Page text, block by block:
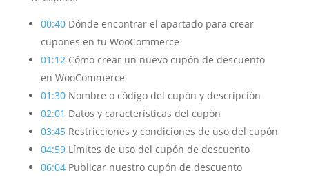
00:40Dónde encontrar el apartado para crear
cupones en tu WooCommerce
01:12Cómo crear un nuevo cupón de descuento
en WooCommerce
01:30Nombre o código del cupón y descripción
02:01 Datos y características del cupón
03:45Restricciones y condiciones de uso del cupón
04:59Límites de uso del cupón de descuento
06:04Publicar nuestro cupón de descuento